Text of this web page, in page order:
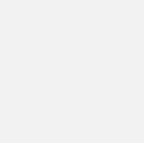
поддерживающая Microsoft
на ленту в дополнение к
Advanced. Версия Premium
приложений, обеспечивает
библиотеками.